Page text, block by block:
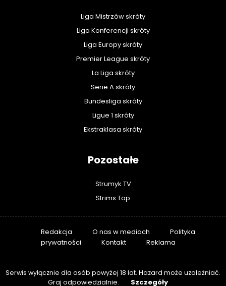
Liga Mistrzów skróty
Liga Konferencji skróty
Liga Europy skróty
Premier League skróty
La Liga skróty
Serie A skróty
Bundesliga skróty
Ligue 1 skróty
Ekstraklasa skróty
Pozostałe
Strumyk TV
Strims Top
Redakcja O nas w mediach
Polityka
prywatności
Kontakt Reklama
Serwis wyłącznie dla osób powyżej 18 lat. Hazard może uzależniać.
Graj odpowiedzialnie.
Szczegóły